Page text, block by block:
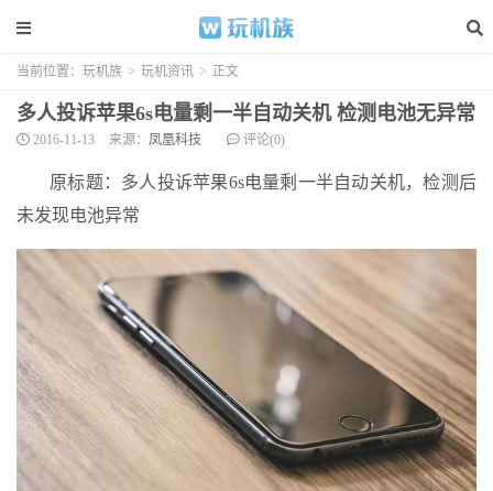
当前位置： 玩机族 > 玩机资讯 > 正文
多人投诉苹果6s电量剩一半自动关机 检测电池无异常
2016-11-13 来源： 凤凰科技 评论(0)
原标题：多人投诉苹果6s电量剩一半自动关机，检测后
未发现电池异常